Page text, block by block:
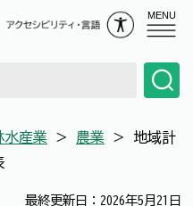
MENU
水産業 ＞ 農業 ＞ 地域計
最終更新日：2026年5月21日